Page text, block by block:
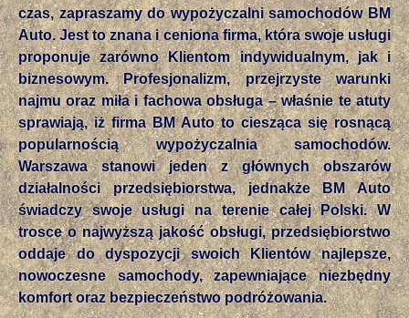
czas, zapraszamy do wypożyczalni samochodów BM
Auto. Jest to znana i ceniona firma, która swoje usługi
proponuje zarówno Klientom indywidualnym, jak i
biznesowym. Profesjonalizm, przejrzyste warunki
najmu oraz miła i fachowa obsługa – właśnie te atuty
sprawiają, iż firma BM Auto to ciesząca się rosnącą
popularnością wypożyczalnia samochodów.
Warszawa stanowi jeden z głównych obszarów
działalności przedsiębiorstwa, jednakże BM Auto
świadczy swoje usługi na terenie całej Polski. W
trosce o najwyższą jakość obsługi, przedsiębiorstwo
oddaje do dyspozycji swoich Klientów najlepsze,
nowoczesne samochody, zapewniające niezbędny
komfort oraz bezpieczeństwo podróżowania.